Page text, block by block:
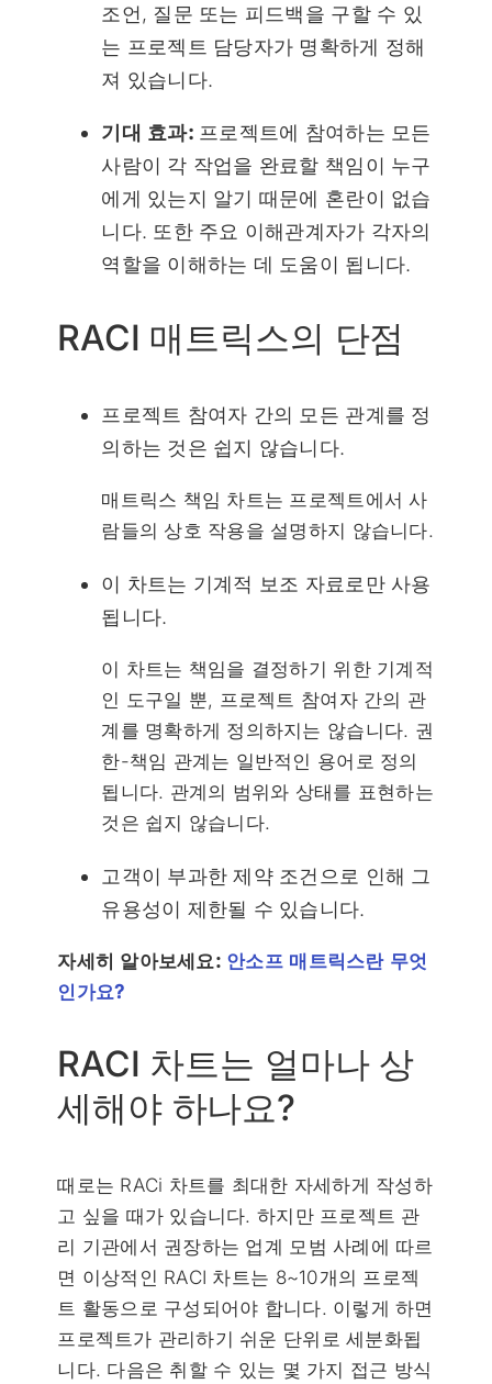
조언, 질문 또는 피드백을 구할 수 있
는 프로젝트 담당자가 명확하게 정해
져 있습니다.
기대 효과: 프로젝트에 참여하는 모든
사람이 각 작업을 완료할 책임이 누구
에게 있는지 알기 때문에 혼란이 없습
니다. 또한 주요 이해관계자가 각자의
역할을 이해하는 데 도움이 됩니다.
RACI 매트릭스의 단점
프로젝트 참여자 간의 모든 관계를 정
의하는 것은 쉽지 않습니다.
매트릭스 책임 차트는 프로젝트에서 사
람들의 상호 작용을 설명하지 않습니다.
이 차트는 기계적 보조 자료로만 사용
됩니다.
이 차트는 책임을 결정하기 위한 기계적
인 도구일 뿐, 프로젝트 참여자 간의 관
계를 명확하게 정의하지는 않습니다. 권
한-책임 관계는 일반적인 용어로 정의
됩니다. 관계의 범위와 상태를 표현하는
것은 쉽지 않습니다.
고객이 부과한 제약 조건으로 인해 그
유용성이 제한될 수 있습니다.
자세히 알아보세요: 안소프 매트릭스란 무엇
인가요?
RACI 차트는 얼마나 상
세해야 하나요?
때로는 RACi 차트를 최대한 자세하게 작성하
고 싶을 때가 있습니다. 하지만 프로젝트 관
리 기관에서 권장하는 업계 모범 사례에 따르
면 이상적인 RACI 차트는 8~10개의 프로젝
트 활동으로 구성되어야 합니다. 이렇게 하면
프로젝트가 관리하기 쉬운 단위로 세분화됩
니다. 다음은 취할 수 있는 몇 가지 접근 방식